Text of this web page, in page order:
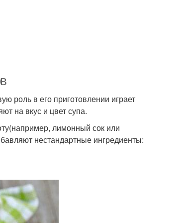
роль в его приготовлении играет
на вкус и цвет супа.
лимонный сок или
нестандартные ингредиенты: